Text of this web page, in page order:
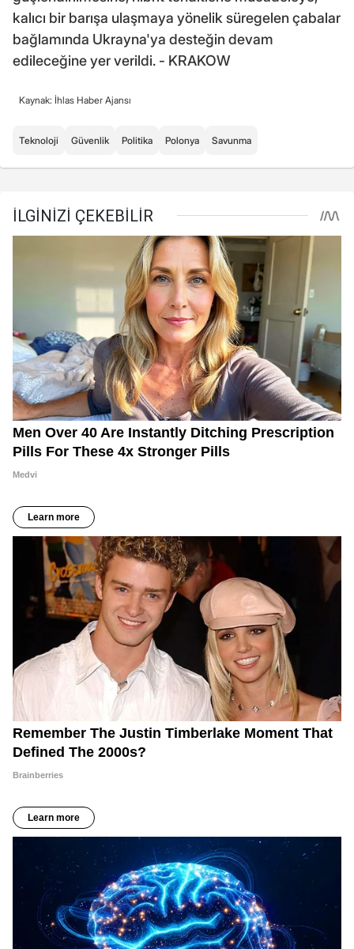
kalıcı bir barışa ulaşmaya yönelik süregelen çabalar
bağlamında Ukrayna'ya desteğin devam
edileceğine yer verildi. - KRAKOW
Kaynak: İhlas Haber Ajansı
Teknoloji Güvenlik Politika Polonya Savunma